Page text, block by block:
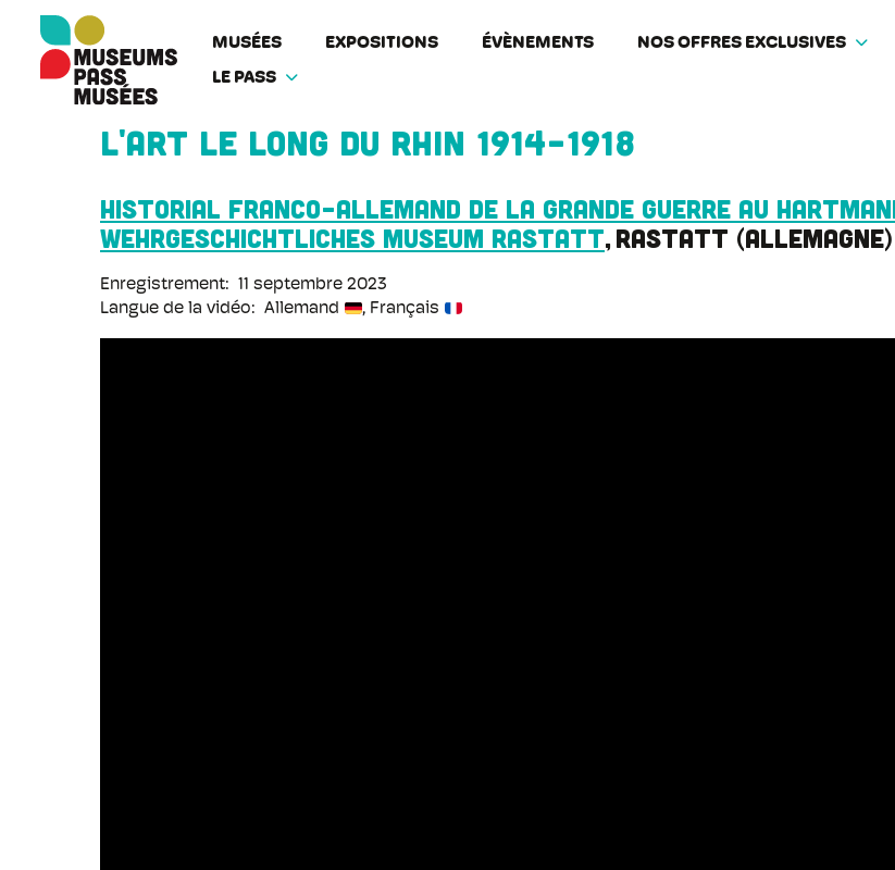
contenu
MUSÉES EXPOSITIONS ÉVÈNEMENTS
NOS OFFRES EXCLUSIVES
LE PASS
L'art le long du Rhin 1914-1918
Historial franco-allemand de la Grande Guerre au
Wehrgeschichtliches Museum Rastatt Rastatt Allemagne
Enregistrement
11 septembre 2023
Langue de la vidéo
Allemand Français
Panneau de gestion des cookies